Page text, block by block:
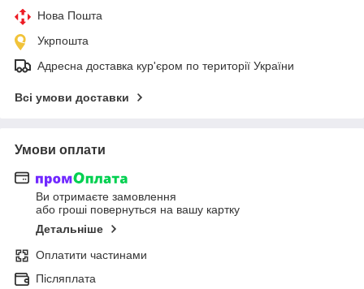
Нова Пошта
Укрпошта
Адресна доставка кур'єром по території України
Всі умови доставки
Умови оплати
Ви отримаєте замовлення
або гроші повернуться на вашу картку
Детальніше
Оплатити частинами
Післяплата